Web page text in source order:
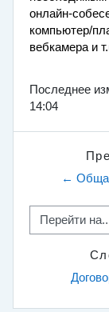
онлайн-
компьютер/
вебкамера и
Последнее
14:04
←
Перейти на...